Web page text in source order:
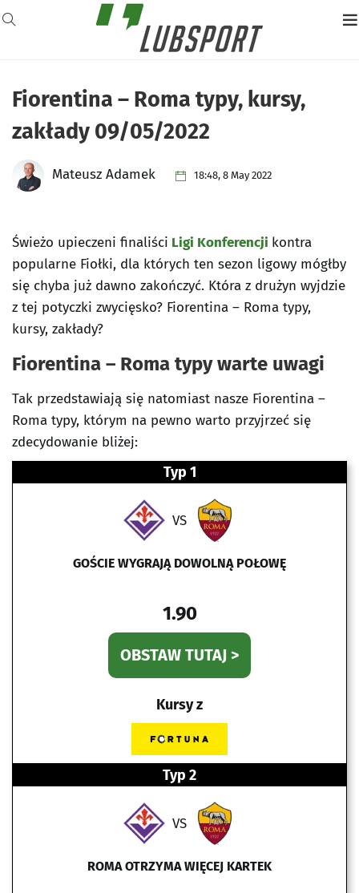
Fiorentina – Roma typy, kursy,
zakłady 09/05/2022
Mateusz Adamek 18:48, 8 May 2022
Świeżo upieczeni finaliści Ligi Konferencji kontra
popularne Fiołki, dla których ten sezon ligowy mógłby
się chyba już dawno zakończyć. Która z drużyn wyjdzie
z tej potyczki zwycięsko? Fiorentina – Roma typy,
kursy, zakłady?
Fiorentina – Roma typy warte uwagi
Tak przedstawiają się natomiast nasze Fiorentina –
Roma typy, którym na pewno warto przyjrzeć się
zdecydowanie bliżej:
Typ 1
VS
GOŚCIE WYGRAJĄ DOWOLNĄ POŁOWĘ
1.90
OBSTAW TUTAJ >
Kursy z
Typ 2
VS
ROMA OTRZYMA WIĘCEJ KARTEK